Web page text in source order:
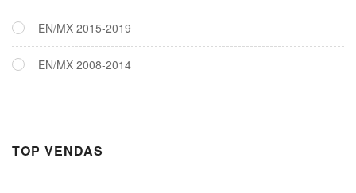
EN/MX 2015-2019
EN/MX 2008-2014
TOP VENDAS